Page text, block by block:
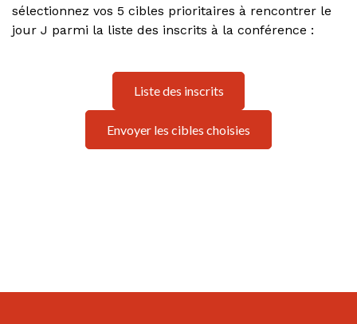
sélectionnez vos 5 cibles prioritaires à rencontrer le
jour J parmi la liste des inscrits à la conférence :
Liste des inscrits
Envoyer les cibles choisies